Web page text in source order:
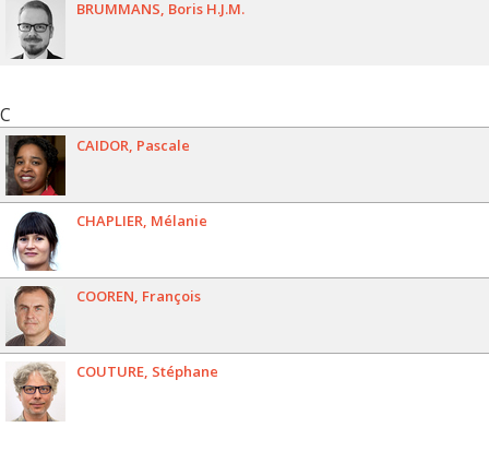
BRUMMANS Boris H.J.M.
C
CAIDOR Pascale
CHAPLIER Mélanie
COOREN François
COUTURE Stéphane